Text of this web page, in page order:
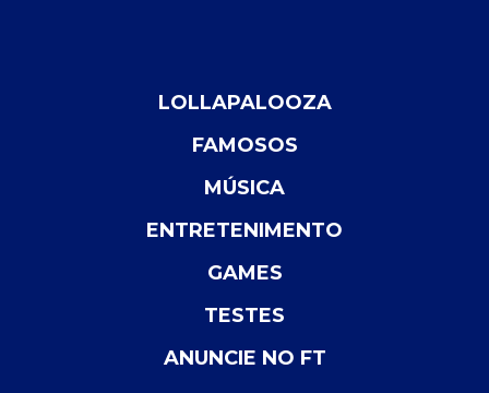
LOLLAPALOOZA
FAMOSOS
MÚSICA
ENTRETENIMENTO
GAMES
TESTES
ANUNCIE NO FT